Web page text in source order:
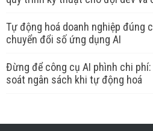
Tự động hoá doanh nghiệp đúng
chuyển đổi số ứng dụng AI
Đừng để công cụ AI phình chi
soát ngân sách khi tự động hoá